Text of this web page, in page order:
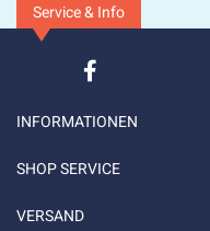
Service & Info
INFORMATIONEN
SHOP SERVICE
VERSAND